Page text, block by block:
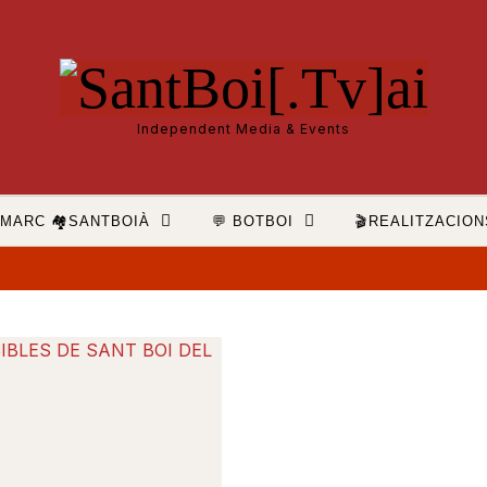
Independent Media & Events
🏘️SANTBOIÀ 💬 BOTBOI